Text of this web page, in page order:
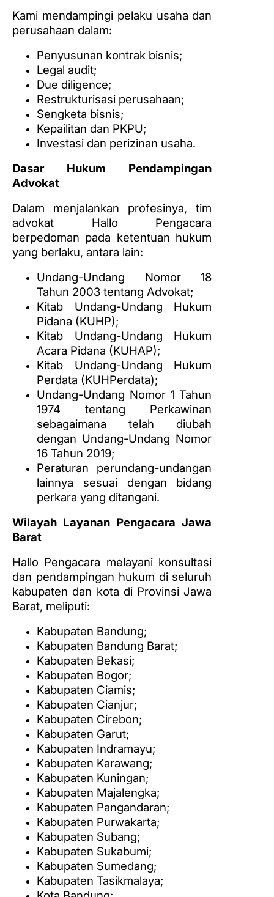
Kami mendampingi pelaku usaha dan
perusahaan dalam:
Penyusunan kontrak bisnis;
Legal audit;
Due diligence;
Restrukturisasi perusahaan;
Sengketa bisnis;
Kepailitan dan PKPU;
Investasi dan perizinan usaha.
Dasar Hukum Pendampingan
Advokat
Dalam menjalankan profesinya, tim
advokat Hallo Pengacara
berpedoman pada ketentuan hukum
yang berlaku, antara lain:
Undang-Undang Nomor 18
Tahun 2003 tentang Advokat;
Kitab Undang-Undang Hukum
Pidana (KUHP);
Kitab Undang-Undang Hukum
Acara Pidana (KUHAP);
Kitab Undang-Undang Hukum
Perdata (KUHPerdata);
Undang-Undang Nomor 1 Tahun
1974 tentang Perkawinan
sebagaimana telah diubah
dengan Undang-Undang Nomor
16 Tahun 2019;
Peraturan perundang-undangan
lainnya sesuai dengan bidang
perkara yang ditangani.
Wilayah Layanan Pengacara Jawa
Barat
Hallo Pengacara melayani konsultasi
dan pendampingan hukum di seluruh
kabupaten dan kota di Provinsi Jawa
Barat, meliputi:
Kabupaten Bandung;
Kabupaten Bandung Barat;
Kabupaten Bekasi;
Kabupaten Bogor;
Kabupaten Ciamis;
Kabupaten Cianjur;
Kabupaten Cirebon;
Kabupaten Garut;
Kabupaten Indramayu;
Kabupaten Karawang;
Kabupaten Kuningan;
Kabupaten Majalengka;
Kabupaten Pangandaran;
Kabupaten Purwakarta;
Kabupaten Subang;
Kabupaten Sukabumi;
Kabupaten Sumedang;
Kabupaten Tasikmalaya;